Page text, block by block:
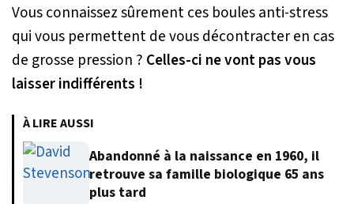
Vous connaissez sûrement ces boules anti-stress
qui vous permettent de vous décontracter en cas
de grosse pression ? Celles-ci ne vont pas vous
laisser indifférents !
À LIRE AUSSI
Abandonné à la naissance en 1960, il
retrouve sa famille biologique 65 ans
plus tard